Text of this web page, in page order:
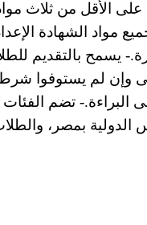
على الأقل من ثلاث
مواد الشهادة
يسمح بالتقديم
وإن لم يستوفوا شرط
البراءة.- تضم الفئات
الدولية بمصر،